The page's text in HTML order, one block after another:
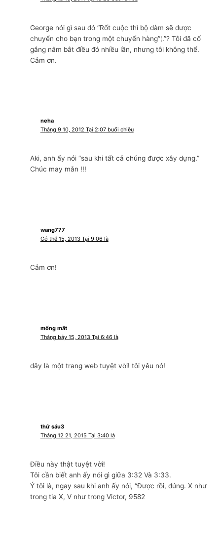
George nói gì sau đó “Rốt cuộc thì bộ đàm sẽ được
chuyển cho bạn trong một chuyến hàng”¦.”? Tôi đã cố
gắng nắm bắt điều đó nhiều lần, nhưng tôi không thể.
Cảm ơn.
neha
Tháng 9 10, 2012 Tại 2:07 buổi chiều
Aki, anh ấy nói “sau khi tất cả chúng được xây dựng.”
Chúc may mắn !!!
wang777
Có thể 15, 2013 Tại 9:06 là
Cảm ơn!
mống mắt
Tháng bảy 15, 2013 Tại 6:46 là
đây là một trang web tuyệt vời! tôi yêu nó!
thứ sáu3
Tháng 12 21, 2015 Tại 3:40 là
Điều này thật tuyệt vời!
Tôi cần biết anh ấy nói gì giữa 3:32 Và 3:33.
Ý tôi là, ngay sau khi anh ấy nói, “Được rồi, đúng. X như
trong tia X, V như trong Victor, 9582